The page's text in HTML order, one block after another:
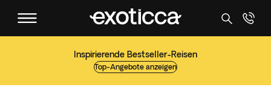
Inspirierende Bestseller-Reisen
Top-Angebote anzeigen